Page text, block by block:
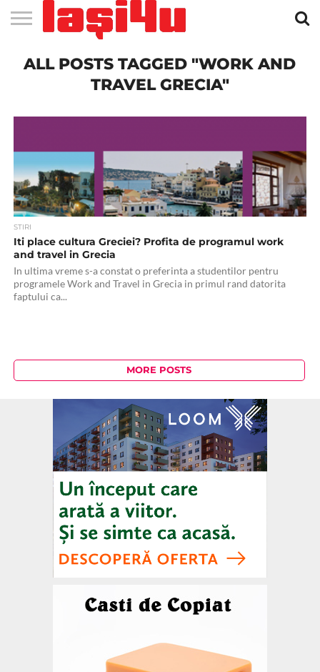
STIRI
APARTAMENTE
NOI IASI
STIRI
IASI
JOBS
IN
FILME
LA
CLUBURI /
DISCOTECI
BARURI /
CAFENELE
SALI DE
FORTA
SALOANE DE
INFRUMUSETARE
AGENTII
DE
RESTAURANTE
IN IASI
PIZZA
IN
PISCINA
IN IASI
FLORARII
RADIO
LIVE
SPALATORII
AUTO
TRACTARI
AUTO
TAXI
IN
CINEMA
TEATRU
HOTELURI
/
TEREN
SPORTIV
TEREN
TENIS
FARMACII
NON
COFFEE-
TO-GO
FIRME DE
PUBLICITATE
RENT
A
ALL POSTS TAGGED "WORK AND
TRAVEL GRECIA"
STIRI
Iti place cultura Greciei? Profita de programul work
and travel in Grecia
In ultima vreme s-a constat o preferinta a studentilor pentru
programele Work and Travel in Grecia in primul rand datorita
faptului ca...
MORE POSTS